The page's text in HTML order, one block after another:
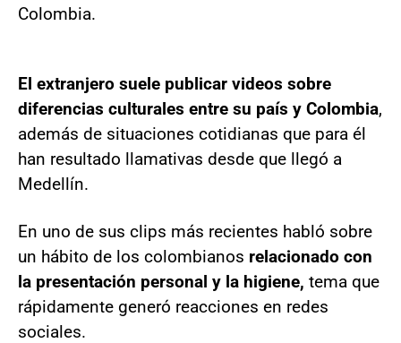
Colombia.
El extranjero suele publicar videos sobre
diferencias culturales entre su país y Colombia,
además de situaciones cotidianas que para él
han resultado llamativas desde que llegó a
Medellín.
En uno de sus clips más recientes habló sobre
un hábito de los colombianos relacionado con
la presentación personal y la higiene, tema que
rápidamente generó reacciones en redes
sociales.